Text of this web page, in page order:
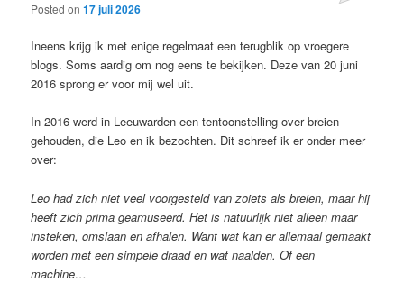
Posted on17 juli 2026
Ineens krijg ik met enige regelmaat een terugblik op vroegere
blogs. Soms aardig om nog eens te bekijken. Deze van 20 juni
2016 sprong er voor mij wel uit.
In 2016 werd in Leeuwarden een tentoonstelling over breien
gehouden, die Leo en ik bezochten. Dit schreef ik er onder meer
over:
Leo had zich niet veel voorgesteld van zoiets als breien, maar hij
heeft zich prima geamuseerd. Het is natuurlijk niet alleen maar
insteken, omslaan en afhalen. Want wat kan er allemaal gemaakt
worden met een simpele draad en wat naalden. Of een
machine…